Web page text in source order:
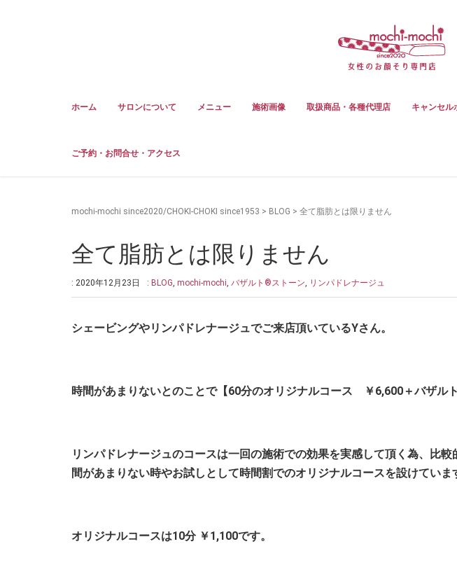
ホーム サロンについて メニュー 施術画像 取扱商品・各種代理店 キャンセル
ご予約・お問合せ・アクセス
mochi-mochi since2020/CHOKI-CHOKI since1953 > BLOG > 全て脂肪とは限りません
全て脂肪とは限りません
: 2020年12月23日 : BLOG, mochi-mochi, バザルト®ストーン, リンパドレナージュ
シェービングやリンパドレナージュでご来店頂いているYさん。
時間があまりないとのことで【60分のオリジナルコース ￥6,600＋バザル
リンパドレナージュのコースは一回の施術での効果を実感して頂く為、比
間があまりない時やお試しとして時間割でのオリジナルコースを設けていま
オリジナルコースは10分 ￥1,100です。